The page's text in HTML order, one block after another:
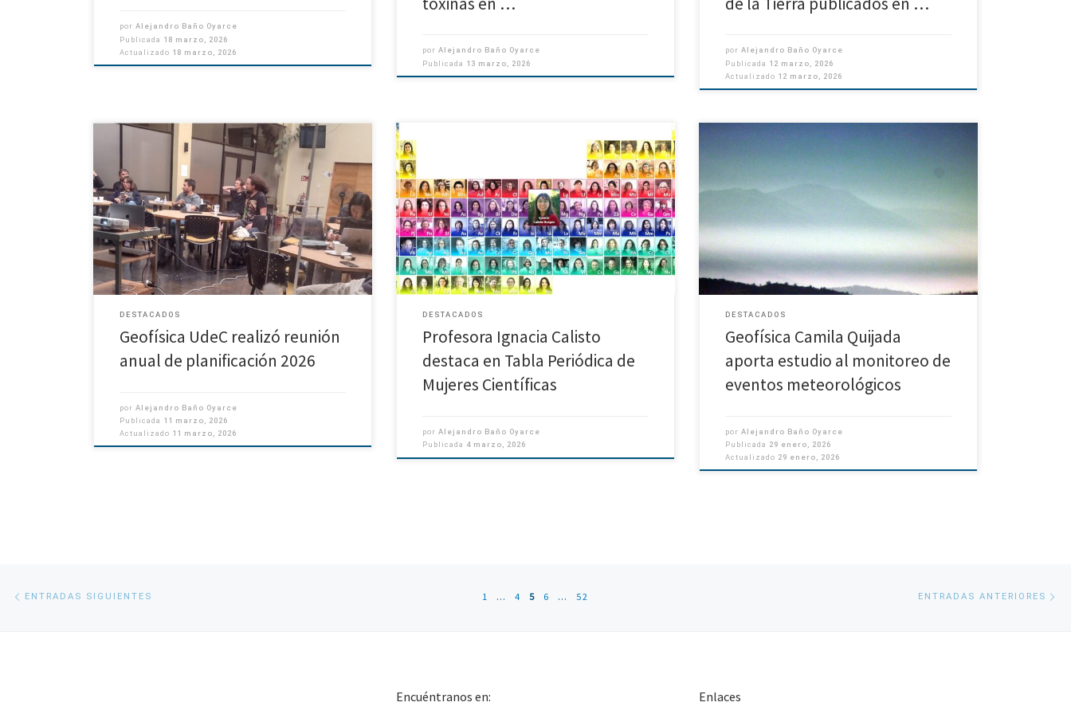
porAlejandro Baño Oyarce
Publicada 18 marzo, 2026
Actualizado 18 marzo, 2026 porAlejandro Baño Oyarce
Publicada 13 marzo, 2026
porAlejandro Baño Oyarce
Publicada 12 marzo, 2026
Actualizado 12 marzo, 2026
Con la participación de académicos y personal
administrativo y profesional, el Departamento de
Geofísica de la Universidad de Concepción llevó a
cabo su reunión anual de planificación los días 5 […]
DESTACADOS
Geofísica UdeC realizó reunión
anual de planificación 2026
porAlejandro Baño Oyarce
Publicada 11 marzo, 2026
Actualizado 11 marzo, 2026
Proyecto de la Biblioteca del Congreso Nacional. La
académica Ignacia Calisto Burgos, de Geofísica
Universidad de Concepción, fue una de las
investigadoras destacadas en la Segunda Edición de la
Tabla […]
DESTACADOS
Profesora Ignacia Calisto
destaca en Tabla Periódica de
Mujeres Científicas
porAlejandro Baño Oyarce
Publicada 4 marzo, 2026
Una investigación liderada por la meteoróloga y
magíster en Geofísica de la Universidad de Concepción
Camila Quijada Meza representa un avance en la
comprensión y el monitoreo de procesos atmosféricos
[…]
DESTACADOS
Geofísica Camila Quijada
aporta estudio al monitoreo de
eventos meteorológicos
porAlejandro Baño Oyarce
Publicada 29 enero, 2026
Actualizado 29 enero, 2026
Navegación
ENTRADAS SIGUIENTES 1 … 4 5 6 … 52 ENTRADAS ANTERIORES
Encuéntranos en: Enlaces